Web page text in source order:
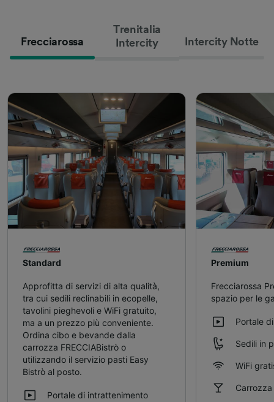
Frecciarossa
Trenitalia
Intercity
Intercity Notte
Standard
Approfitta di servizi di alta qualità,
tra cui sedili reclinabili in ecopelle,
tavolini pieghevoli e WiFi gratuito,
ma a un prezzo più conveniente.
Ordina cibo e bevande dalla
carrozza FRECCIABistrò o
utilizzando il servizio pasti Easy
Bistrò al posto.
Portale di intrattenimento
Premium
Frecciarossa
spazio per le
Portale
Sedili in
WiFi